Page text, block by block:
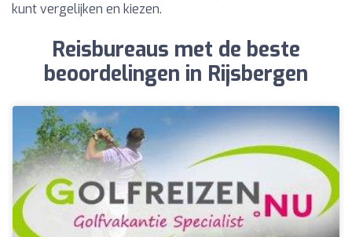
kunt vergelijken en kiezen.
Reisbureaus met de beste
beoordelingen in Rijsbergen